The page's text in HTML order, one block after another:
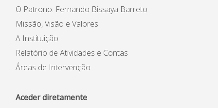
Património Inicial
Reconhecimento e Estatutos
Código de Ética e de
O Patrono: Fernando Bissaya Barreto
Missão, Visão e Valores
A Instituição
Relatório de Atividades e Contas
Áreas de Intervenção
Aceder diretamente